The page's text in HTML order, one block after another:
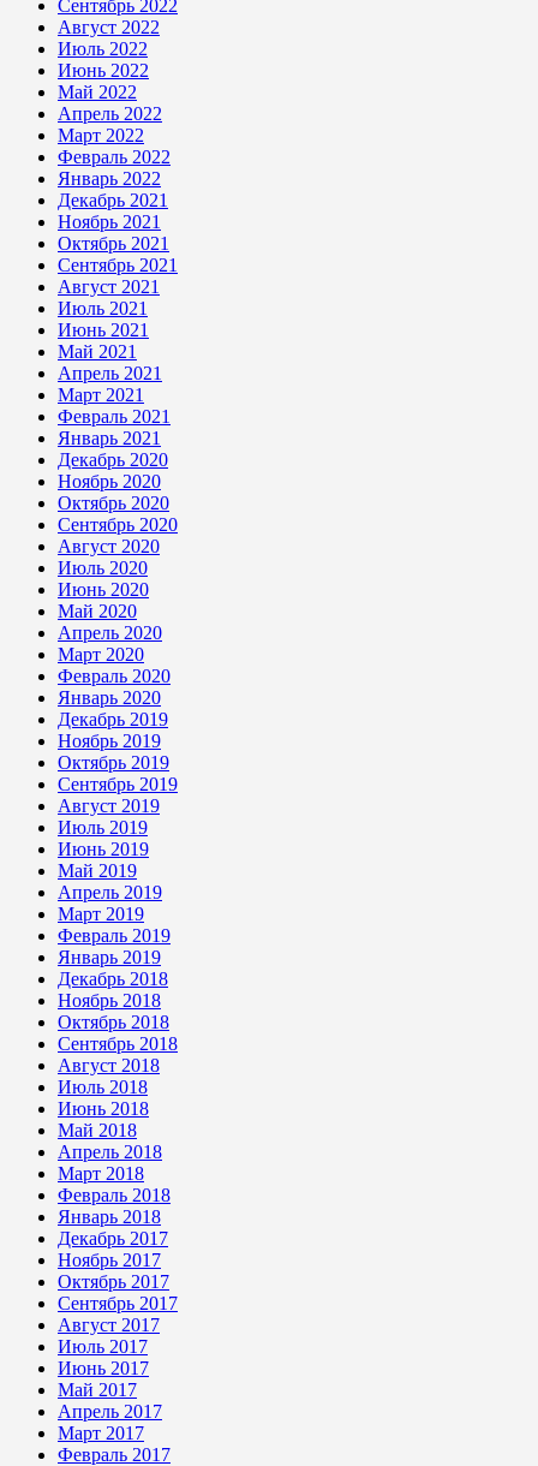
Сентябрь 2022
Август 2022
Июль 2022
Июнь 2022
Май 2022
Апрель 2022
Март 2022
Февраль 2022
Январь 2022
Декабрь 2021
Ноябрь 2021
Октябрь 2021
Сентябрь 2021
Август 2021
Июль 2021
Июнь 2021
Май 2021
Апрель 2021
Март 2021
Февраль 2021
Январь 2021
Декабрь 2020
Ноябрь 2020
Октябрь 2020
Сентябрь 2020
Август 2020
Июль 2020
Июнь 2020
Май 2020
Апрель 2020
Март 2020
Февраль 2020
Январь 2020
Декабрь 2019
Ноябрь 2019
Октябрь 2019
Сентябрь 2019
Август 2019
Июль 2019
Июнь 2019
Май 2019
Апрель 2019
Март 2019
Февраль 2019
Январь 2019
Декабрь 2018
Ноябрь 2018
Октябрь 2018
Сентябрь 2018
Август 2018
Июль 2018
Июнь 2018
Май 2018
Апрель 2018
Март 2018
Февраль 2018
Январь 2018
Декабрь 2017
Ноябрь 2017
Октябрь 2017
Сентябрь 2017
Август 2017
Июль 2017
Июнь 2017
Май 2017
Апрель 2017
Март 2017
Февраль 2017